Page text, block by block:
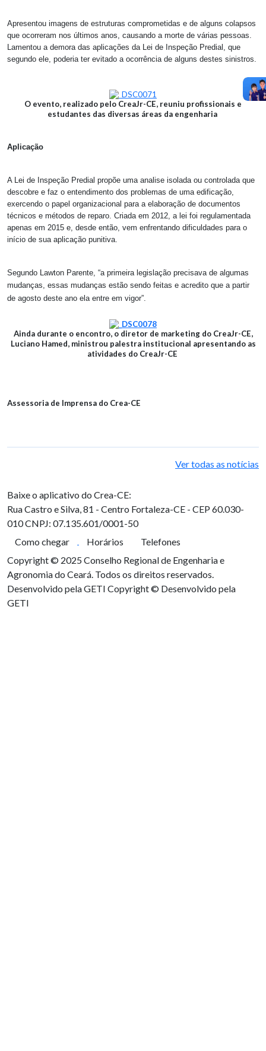
Apresentou imagens de estruturas comprometidas e de alguns colapsos
que ocorreram nos últimos anos, causando a morte de várias pessoas.
Lamentou a demora das aplicações da Lei de Inspeção Predial, que
segundo ele, poderia ter evitado a ocorrência de alguns destes sinistros.
O evento, realizado pelo CreaJr-CE, reuniu profissionais e
estudantes das diversas áreas da engenharia
Aplicação
A Lei de Inspeção Predial propõe uma analise isolada ou controlada que
descobre e faz o entendimento dos problemas de uma edificação,
exercendo o papel organizacional para a elaboração de documentos
técnicos e métodos de reparo. Criada em 2012, a lei foi regulamentada
apenas em 2015 e, desde então, vem enfrentando dificuldades para o
início de sua aplicação punitiva.
Segundo Lawton Parente, “a primeira legislação precisava de algumas
mudanças, essas mudanças estão sendo feitas e acredito que a partir
de agosto deste ano ela entre em vigor”.
Ainda durante o encontro, o diretor de marketing do CreaJr-CE,
Luciano Hamed, ministrou palestra institucional apresentando as
atividades do CreaJr-CE
Assessoria de Imprensa do Crea-CE
Ver todas as notícias
Baixe o aplicativo do Crea-CE:
Rua Castro e Silva, 81 - Centro Fortaleza-CE - CEP 60.030-
010CNPJ: 07.135.601/0001-50
Como chegar
Horários
Telefones
Copyright © 2025 Conselho Regional de Engenharia e
Agronomia do Ceará. Todos os direitos reservados.
Desenvolvido pela GETI Copyright © Desenvolvido pela
GETI